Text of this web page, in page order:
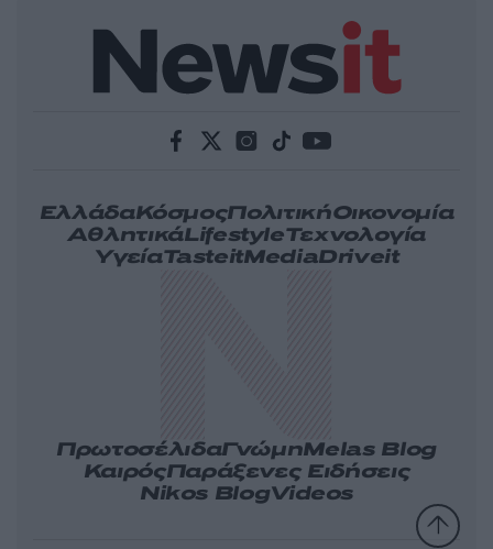
ΕλλάδαΚόσμοςΠολιτικήΟικονομία
ΑθλητικάLifestyleΤεχνολογία
ΥγείαTasteitMediaDriveit
ΠρωτοσέλιδαΓνώμηMelas Blog
ΚαιρόςΠαράξενες Ειδήσεις
Nikos BlogVideos